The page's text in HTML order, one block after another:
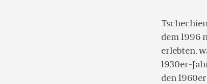
dem 1996
erlebten,
1930er-
den